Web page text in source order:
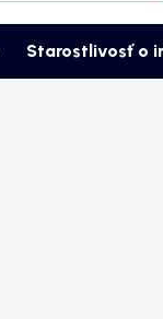
Starostlivosť o